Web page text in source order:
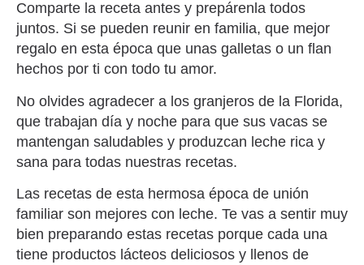
Comparte la receta antes y prepárenla todos
juntos. Si se pueden reunir en familia, que mejor
regalo en esta época que unas galletas o un flan
hechos por ti con todo tu amor.
No olvides agradecer a los granjeros de la Florida,
que trabajan día y noche para que sus vacas se
mantengan saludables y produzcan leche rica y
sana para todas nuestras recetas.
Las recetas de esta hermosa época de unión
familiar son mejores con leche. Te vas a sentir muy
bien preparando estas recetas porque cada una
tiene productos lácteos deliciosos y llenos de